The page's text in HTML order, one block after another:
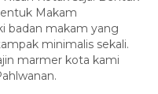
Makam
badan makam yang
minimalis sekali.
marmer kota kami